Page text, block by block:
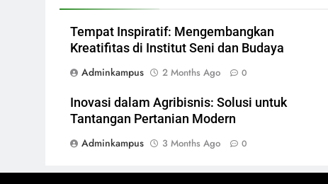
Tempat Inspiratif: Mengembangkan
Kreatifitas di Institut Seni dan Budaya
Adminkampus
2 Months Ago 0
Inovasi dalam Agribisnis: Solusi untuk
Tantangan Pertanian Modern
Adminkampus
3 Months Ago 0